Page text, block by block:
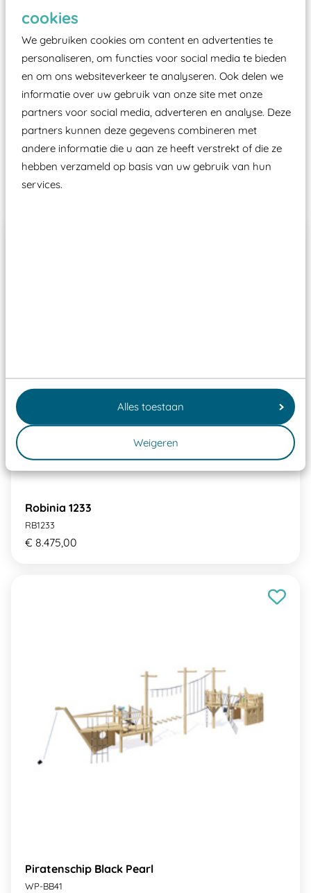
cookies
We gebruiken cookies om content en advertenties te
personaliseren, om functies voor social media te bieden
en om ons websiteverkeer te analyseren. Ook delen we
informatie over uw gebruik van onze site met onze
partners voor social media, adverteren en analyse. Deze
partners kunnen deze gegevens combineren met
andere informatie die u aan ze heeft verstrekt of die ze
hebben verzameld op basis van uw gebruik van hun
services.
Alles toestaan
Weigeren
Elk speeltoestel in de openbare ruimte voorzien
certificering, uitgegeven door een Nederlands
aangewezen keuringsinstantie?
Wij ook speeltoestellen kunnen laten keuren zodat
ze toch binnen het Warenwetbesluit Attractie- en
Speeltoestellen vallen?
Past er goed bij
Robinia 1233
RB1233
€ 8.475,00
Piratenschip Black Pearl
WP-BB41